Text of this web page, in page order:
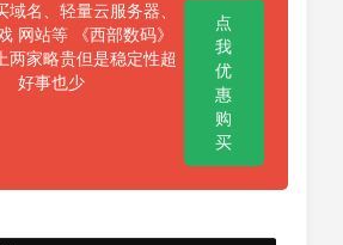
域名、轻量云服务器、
网站等 《西部数码》
两家略贵但是稳定性超
好事也少
点
我
优
惠
购
买